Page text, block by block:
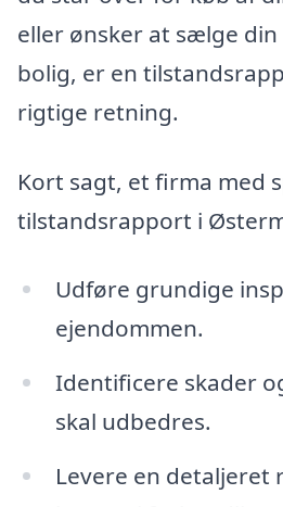
eller ønsker at sælge
bolig, er en
rigtige retning.
Kort sagt, et firma med
tilstandsrapport i
Udføre grundige
ejendommen.
Identificere skader
skal udbedres.
Levere en detaljeret